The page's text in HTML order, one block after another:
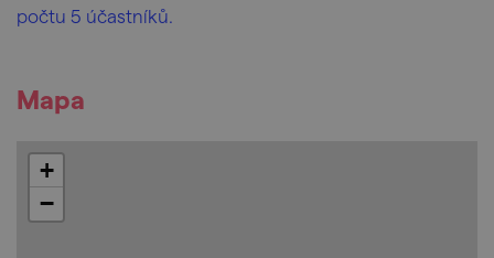
počtu 5 účastníků.
Mapa
+
−